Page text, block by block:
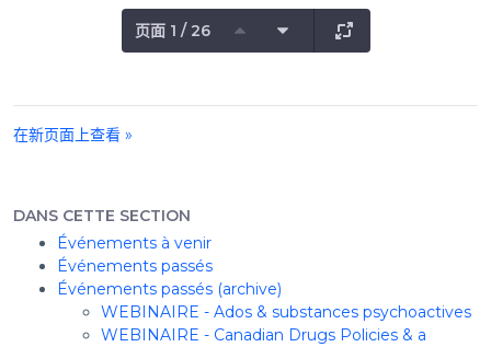
页面 1 / 26
在新页面上查看 »
DANS CETTE SECTION
Événements à venir
Événements passés
Événements passés (archive)
WEBINAIRE - Ados & substances psychoactives
WEBINAIRE - Canadian Drugs Policies & a